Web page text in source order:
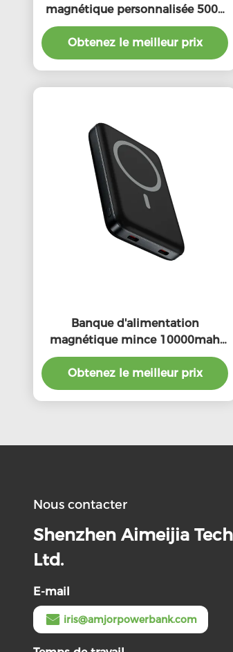
magnétique personnalisée 5000
mAh 5W 7.5W Portable
Obtenez le meilleur prix
Banque d'alimentation
magnétique mince 10000mah
charge rapide
Obtenez le meilleur prix
Nous contacter
Shenzhen Aimeijia
Ltd.
E-mail
iris@amjorpowerbank.com